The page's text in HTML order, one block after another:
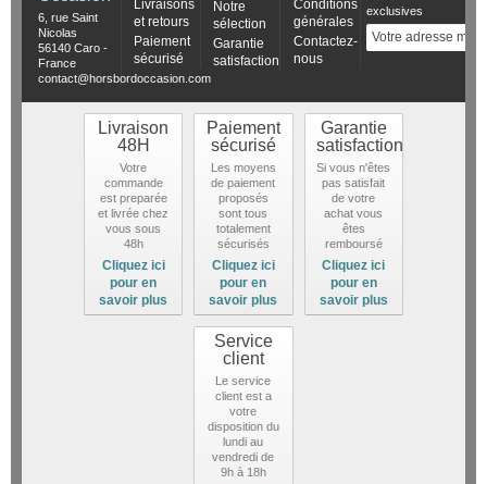
6, rue Saint
Nicolas
56140 Caro -
France
contact@horsbordoccasion.com
Livraisons
et retours
Paiement
sécurisé
Notre
sélection
Garantie
satisfaction
Conditions
générales
Contactez-
nous
exclusives
Livraison
48H
Votre
commande
est preparée
et livrée chez
vous sous
48h
Cliquez ici
pour en
savoir plus
Paiement
sécurisé
Les moyens
de paiement
proposés
sont tous
totalement
sécurisés
Cliquez ici
pour en
savoir plus
Garantie
satisfaction
Si vous n'êtes
pas satisfait
de votre
achat vous
êtes
remboursé
Cliquez ici
pour en
savoir plus
Service
client
Le service
client est a
votre
disposition du
lundi au
vendredi de
9h à 18h